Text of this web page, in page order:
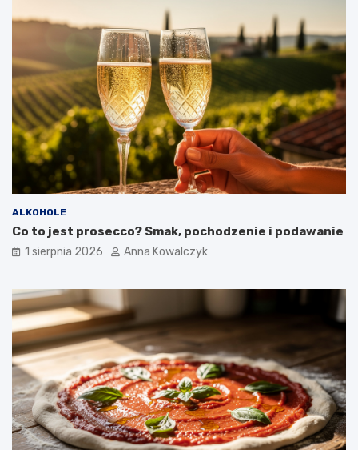
ALKOHOLE
Co to jest prosecco? Smak, pochodzenie i podawanie
1 sierpnia 2026 Anna Kowalczyk